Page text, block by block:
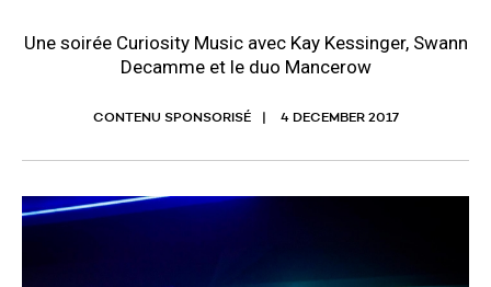
Une soirée Curiosity Music avec Kay Kessinger, Swann
Decamme et le duo Mancerow
CONTENU SPONSORISÉ 4 DECEMBER 2017